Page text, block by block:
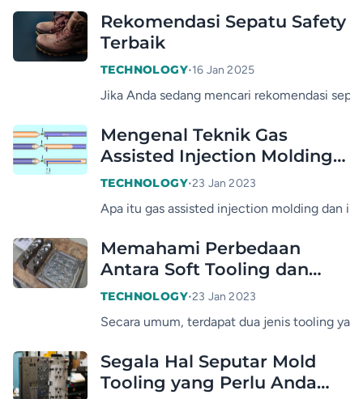
TECHNOLOGY•16 Jan 2025
Rekomendasi Sepatu Safety
Terbaik
Jika Anda sedang mencari rekomendasi
TECHNOLOGY•23 Jan 2023
Mengenal Teknik Gas
Assisted Injection Molding
dan Kelebihannya
Apa itu gas assisted injection molding dan
TECHNOLOGY•23 Jan 2023
Memahami Perbedaan
Antara Soft Tooling dan
Hard Tooling
Secara umum, terdapat dua jenis tooling
Segala Hal Seputar Mold
Tooling yang Perlu Anda